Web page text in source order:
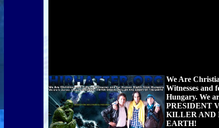
We Are
Witnesses and
Hungary. We
PRESIDENT
KILLER AND
EARTH!